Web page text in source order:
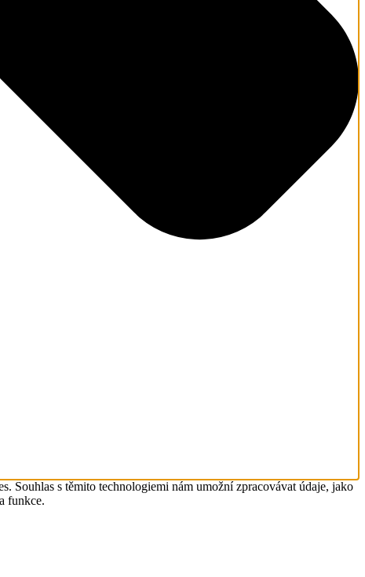
Souhlas s těmito technologiemi nám umožní zpracovávat údaje, jako
funkce.